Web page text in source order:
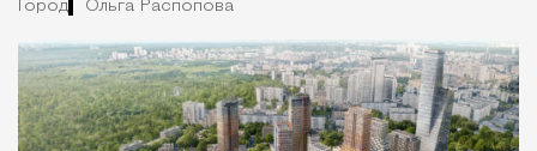
Город Ольга Распопова